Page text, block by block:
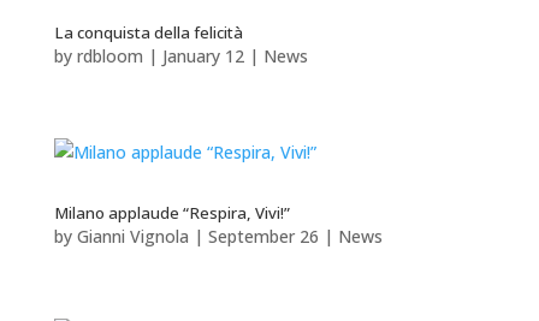
La conquista della felicità
by rdbloom | January 12| News
Milano applaude “Respira, Vivi!”
by Gianni Vignola | September 26 | News